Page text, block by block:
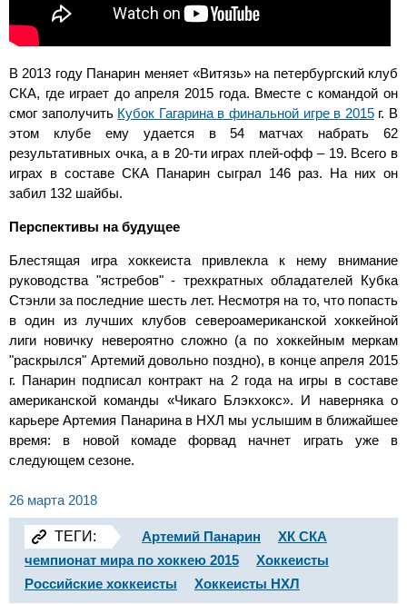
В 2013 году Панарин меняет «Витязь» на петербургский клуб
СКА, где играет до апреля 2015 года. Вместе с командой он
смог заполучить Кубок Гагарина в финальной игре в 2015г. В
этом клубе ему удается в 54 матчах набрать 62
результативных очка, а в 20-ти играх плей-офф – 19. Всего в
играх в составе СКА Панарин сыграл 146 раз. На них он
забил 132 шайбы.
Перспективы на будущее
Блестящая игра хоккеиста привлекла к нему внимание
руководства "ястребов" - трехкратных обладателей Кубка
Стэнли за последние шесть лет. Несмотря на то, что попасть
в один из лучших клубов североамериканской хоккейной
лиги новичку невероятно сложно (а по хоккейным меркам
"раскрылся" Артемий довольно поздно), в конце апреля 2015
г. Панарин подписал контракт на 2 года на игры в составе
американской команды «Чикаго Блэкхокс». И наверняка о
карьере Артемия Панарина в НХЛ мы услышим в ближайшее
время: в новой комаде форвад начнет играть уже в
следующем сезоне.
26 марта 2018
ТЕГИ: Артемий Панарин
ХК СКА
чемпионат мира по хоккею 2015
Хоккеисты
Российские хоккеисты
Хоккеисты НХЛ